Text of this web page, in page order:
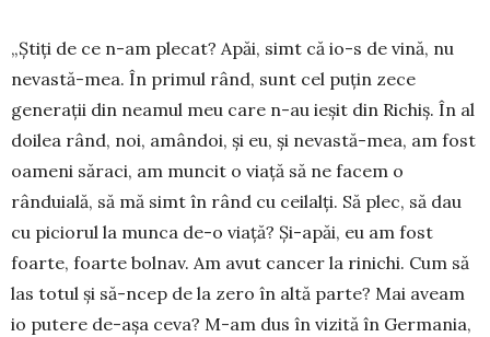
„Știți de ce n-am plecat? Apăi, simt că io-s de vină, nu
nevastă-mea. În primul rând, sunt cel puțin zece
generații din neamul meu care n-au ieșit din Richiș. În al
doilea rând, noi, amândoi, și eu, și nevastă-mea, am fost
oameni săraci, am muncit o viață să ne facem o
rânduială, să mă simt în rând cu ceilalți. Să plec, să dau
cu piciorul la munca de-o viață? Și-apăi, eu am fost
foarte, foarte bolnav. Am avut cancer la rinichi. Cum să
las totul și să-ncep de la zero în altă parte? Mai aveam
io putere de-așa ceva? M-am dus în vizită în Germania,